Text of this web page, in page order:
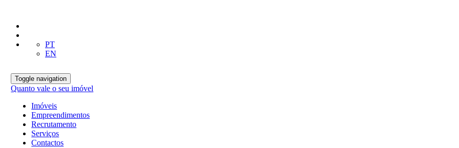
PT
EN
Toggle navigation
Quanto vale o seu imóvel
Imóveis
Empreendimentos
Recrutamento
Serviços
Contactos